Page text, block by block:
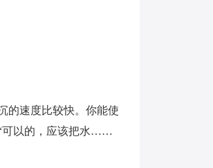
速度比较快。你能使
可以的，应该把水……